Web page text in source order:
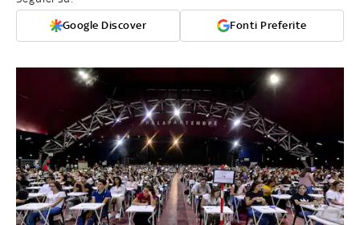
Google Discover Fonti Preferite